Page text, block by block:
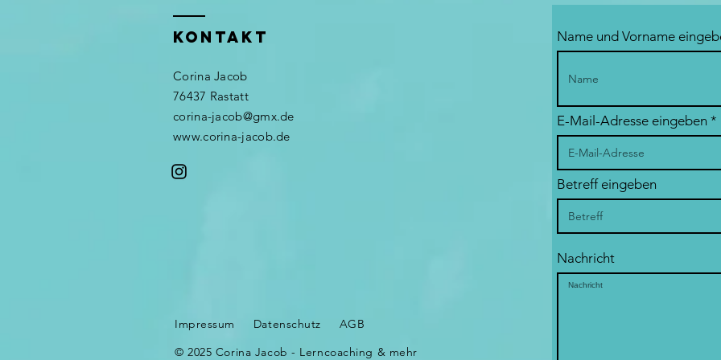
KONTAKT
Corina Jacob
76437 Rastatt​
corina-jacob@gmx.de
www.corina-jacob.de
Impressum Datenschutz
AGB
© 2025 Corina Jacob - Lerncoaching & mehr
Name und Vorname
E-Mail-Adresse eingeben
Betreff eingeben
Nachricht